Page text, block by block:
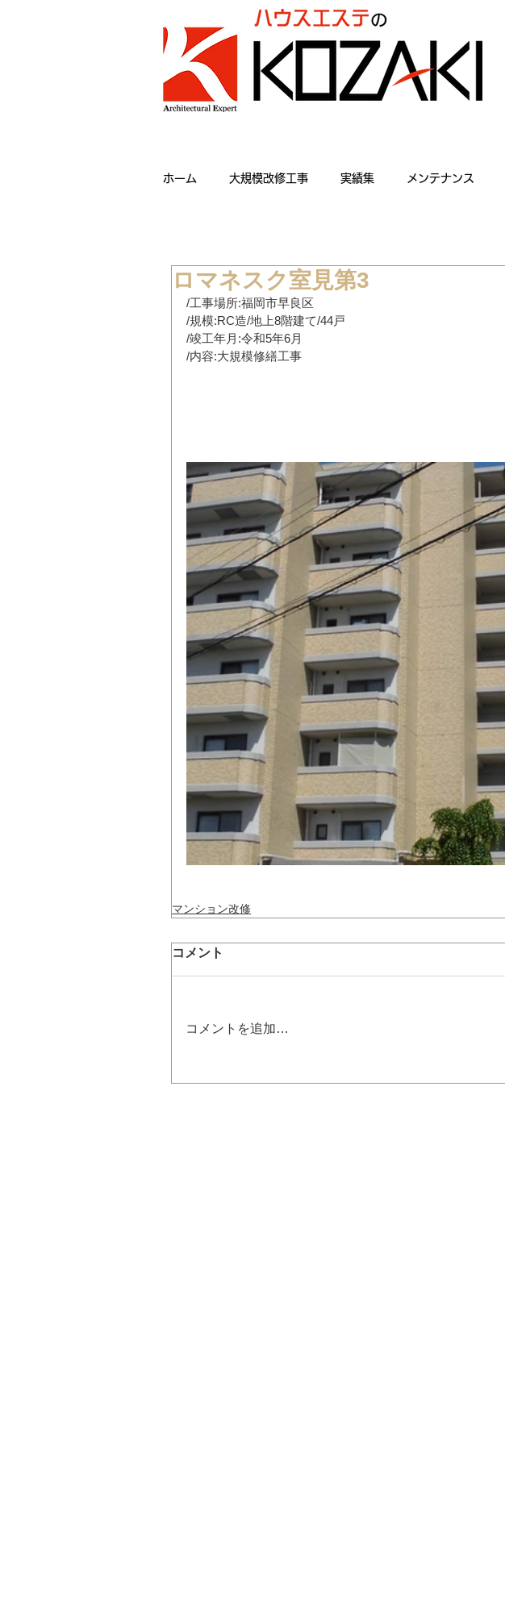
ホーム 大規模改修工事 実績集 メンテナンス
ロマネスク室見第3
/工事場所:福岡市早良区
/規模:RC造/地上8階建て/44戸
/竣工年月:令和5年6月
/内容:大規模修繕工事
マンション改修
コメント
コメントを追加…